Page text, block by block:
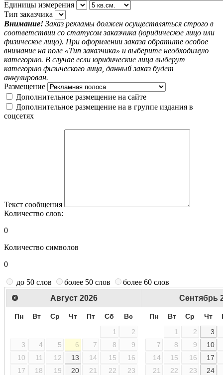
Единицы измерения
Тип заказчика
Внимание! Заказ рекламы должен осуществляться строго в
соответствии со статусом заказчика (юридическое лицо или
физическое лицо). При оформлении заказа обратите особое
внимание на поле «Тип заказчика» и выберите необходимую
категорию. В случае если юридические лица выберут
категорию физического лица, данный заказ будет
аннулирован.
Размещение
Дополнительное размещение на сайте
Дополнительное размещение на в группе издания в
соцсетях
Текст сообщения
Количество слов:
0
Количество символов
0
до 50 слов более 50 слов
более 60 слов
Август 2026
Пн Вт Ср Чт Пт Сб
Вс
1
2
3
4 5 6 7 8
9
10
11 12 13 14 15
16
17
18 19 20 21 22
23
Сентябрь
Пн Вт Ср Чт
1
2
3
7
8 9
10
14
15 16
17
21
22 23
24